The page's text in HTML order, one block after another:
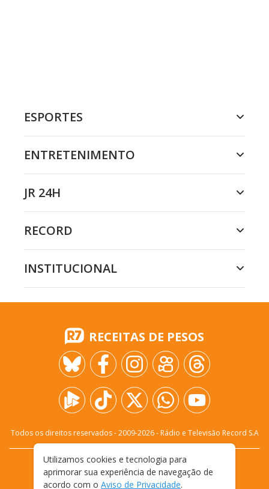
ESPORTES
ENTRETENIMENTO
JR 24H
RECORD
INSTITUCIONAL
RECEITAS DE PESOS
Todos os direitos reservados - 2009-2026- Rádio e Televisão Record S.A
FALE CONOSCO
PRIVACIDADE
TERMOS E CONDIÇÕES DE USO
Utilizamos cookies e tecnologia para
aprimorar sua experiência de navegação de
acordo com o Aviso de Privacidade.